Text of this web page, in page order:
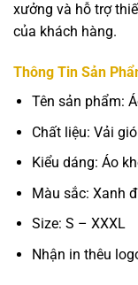
xưởng và hỗ trợ
của khách hàng.
Thông Tin Sản
Tên sản phẩm:
Chất liệu: Vải
Kiểu dáng: Áo
Màu sắc: Xanh
Size: S – XXXL
Nhận in thêu